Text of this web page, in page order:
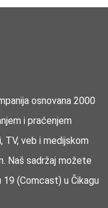
osnovana 2000
i praćenjem
TV, veb i medijskom
Naš sadržaj možete
(Comcast) u Čikagu